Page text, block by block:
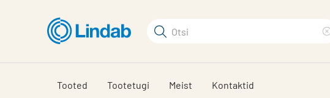
Otsi
Tooted Tootetugi Meist Kontaktid